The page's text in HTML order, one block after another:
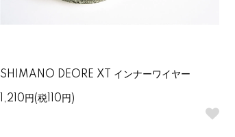
SHIMANO DEORE XT インナーワイヤー
1,210円(税110円)